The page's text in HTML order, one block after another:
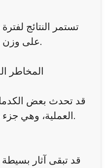
تستمر النتائج
على وزن مستقر ونمط حياة صحي.
المخاطر
قد تحدث بعض
العملية، وهي جزء طبيعي من عملية الشفاء.
قد تبقى آثار